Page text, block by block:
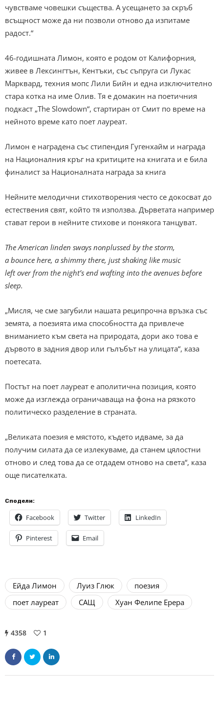
чувстваме човешки същества. А усещането за скръб
всъщност може да ни позволи отново да изпитаме
радост.“
46-годишната Лимон, която е родом от Калифорния,
живее в Лексингтън, Кентъки, със съпруга си Лукас
Марквард, техния мопс Лили Бийн и една изключително
стара котка на име Олив. Тя е домакин на поетичния
подкаст „The Slowdown“, стартиран от Смит по време на
нейното време като поет лауреат.
Лимон е наградена със стипендия Гугенхайм и награда
на Националния кръг на критиците на книгата и е била
финалист за Националната награда за книга
Нейните мелодични стихотворения често се докосват до
естествения свят, който тя използва. Дърветата например
стават герои в нейните стихове и понякога танцуват.
The American linden sways nonplussed by the storm,
a bounce here, a shimmy there, just shaking like music
left over from the night’s end wafting into the avenues before
sleep.
„Мисля, че сме загубили нашата реципрочна връзка със
земята, а поезията има способността да привлече
вниманието към света на природата, дори ако това е
дървото в задния двор или гълъбът на улицата“, каза
поетесата.
Постът на поет лауреат е аполитична позиция, която
може да изглежда ограничаваща на фона на рязкото
политическо разделение в страната.
„Великата поезия е мястото, където идваме, за да
получим силата да се излекуваме, да станем цялостни
отново и след това да се отдадем отново на света“, каза
още писателката.
Сподели:
Facebook Twitter LinkedIn
Pinterest Email
Ейда Лимон Луиз Глюк
поезия
поет лауреат
САЩ Хуан Фелипе Ерера
4358 1